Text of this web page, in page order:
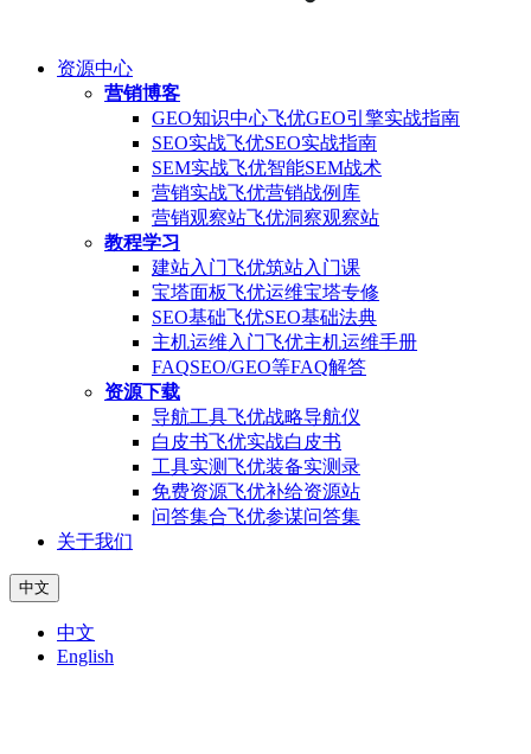
资源中心
营销博客
GEO知识中心飞优GEO引擎实战指南
SEO实战飞优SEO实战指南
SEM实战飞优智能SEM战术
营销实战飞优营销战例库
营销观察站飞优洞察观察站
教程学习
建站入门飞优筑站入门课
宝塔面板飞优运维宝塔专修
SEO基础飞优SEO基础法典
主机运维入门飞优主机运维手册
FAQSEO/GEO等FAQ解答
资源下载
导航工具飞优战略导航仪
白皮书飞优实战白皮书
工具实测飞优装备实测录
免费资源飞优补给资源站
问答集合飞优参谋问答集
关于我们
中文
中文
English